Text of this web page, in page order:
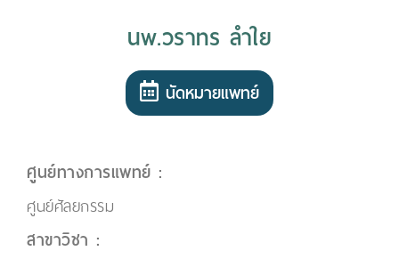
นพ.วราทร ลำใย
นัดหมายแพทย์
ศูนย์ทางการแพทย์ :
ศูนย์ศัลยกรรม
สาขาวิชา :